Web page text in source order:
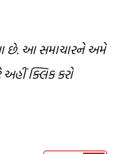
છે. આ સમાચારને અમે
ક્લિક કરો